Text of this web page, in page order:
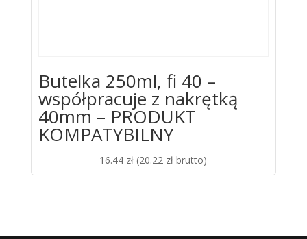
Butelka 250ml, fi 40 –
współpracuje z nakrętką
40mm – PRODUKT
KOMPATYBILNY
16.44 zł (20.22 zł brutto)